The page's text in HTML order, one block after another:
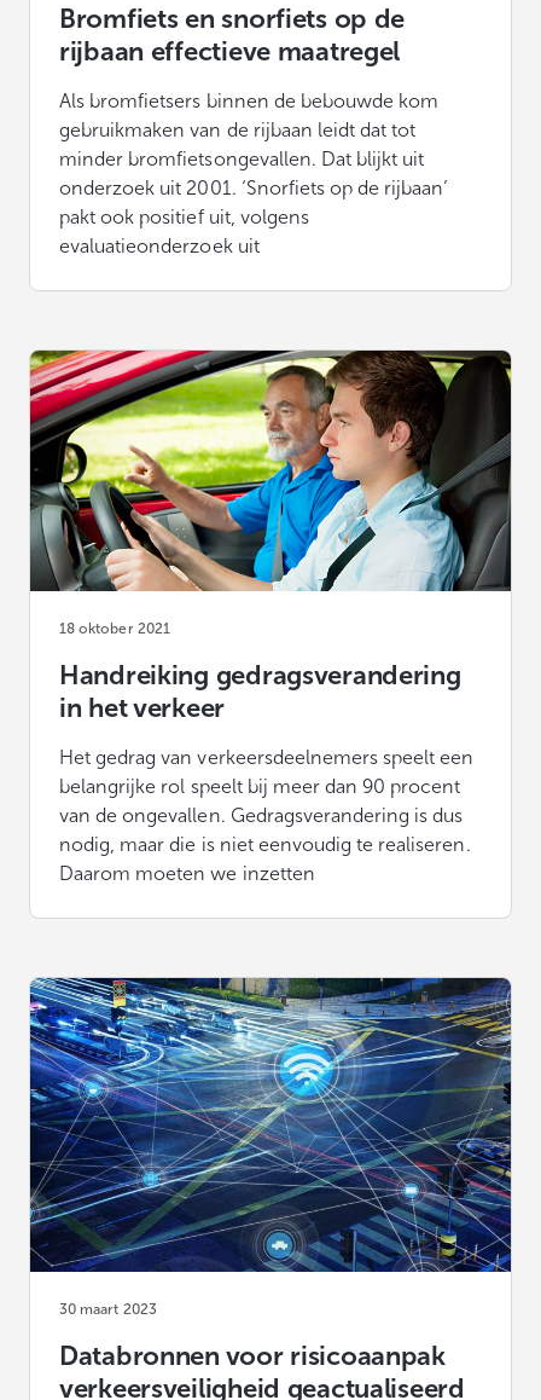
Bromfiets en snorfiets op de
rijbaan effectieve maatregel
Als bromfietsers binnen de bebouwde kom
gebruikmaken van de rijbaan leidt dat tot
minder bromfietsongevallen. Dat blijkt uit
onderzoek uit 2001. ‘Snorfiets op de rijbaan’
pakt ook positief uit, volgens
evaluatieonderzoek uit
18 oktober 2021
Handreiking gedragsverandering
in het verkeer
Het gedrag van verkeersdeelnemers speelt een
belangrijke rol speelt bij meer dan 90 procent
van de ongevallen. Gedragsverandering is dus
nodig, maar die is niet eenvoudig te realiseren.
Daarom moeten we inzetten
30 maart 2023
Databronnen voor risicoaanpak
verkeersveiligheid geactualiseerd